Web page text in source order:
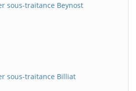
sous-traitance Beynost
sous-traitance Billiat